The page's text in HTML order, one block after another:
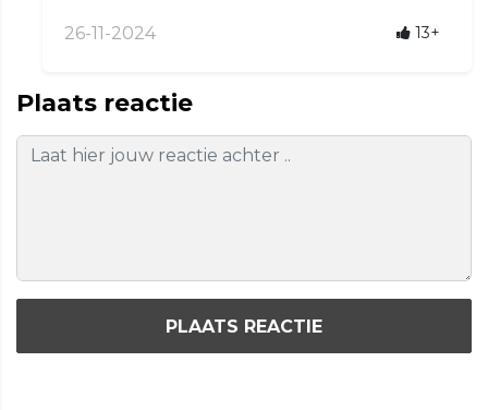
26-11-2024 13+
Plaats reactie
PLAATS REACTIE